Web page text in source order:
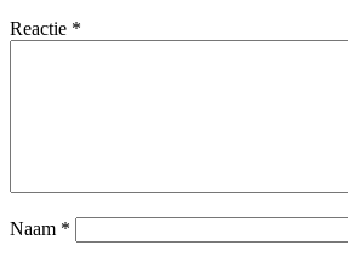
Reactie *
Naam *